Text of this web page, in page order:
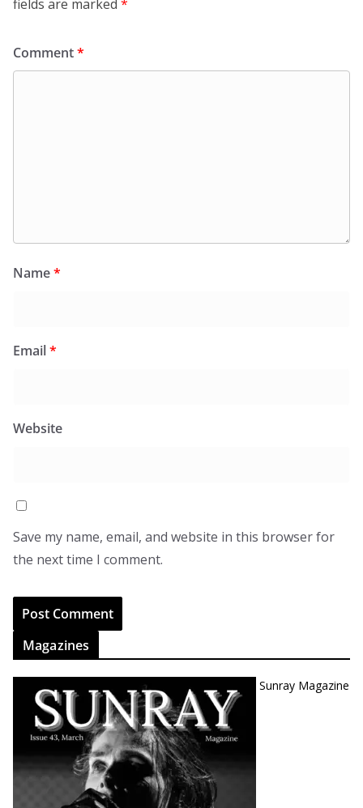
fields are marked *
Comment*
Name*
Email*
Website
Save my name, email, and website in this browser for
the next time I comment.
Magazines
Sunray Magazine